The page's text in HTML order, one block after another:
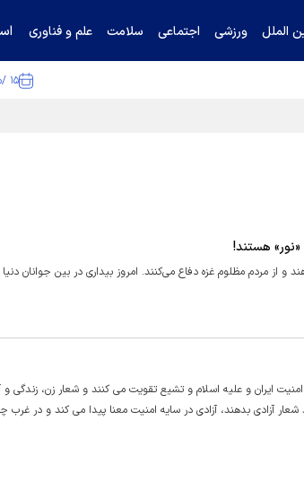
الملل ورزشی اجتماعی سلامت علم و فناوری
۱۵ /مرداد /۱۴۰۵
هستند!
از مردم مظلوم غزه دفاع می‌کنند. امروز بیداری در بین جوانان دنیا
ایران و علیه اسلام و تشیع تقویت می کنند و شعار زن، زندگی و
شعار آزادی بدهند، آزادی در سایه امنیت معنا پیدا می کند و در غرب